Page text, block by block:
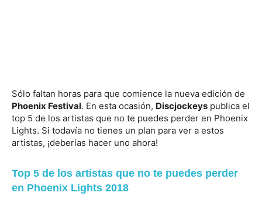
Sólo faltan horas para que comience la nueva edición de
Phoenix Festival. En esta ocasión, Discjockeys publica el
top 5 de los artistas que no te puedes perder en Phoenix
Lights. Si todavía no tienes un plan para ver a estos
artistas, ¡deberías hacer uno ahora!
Top 5 de los artistas que no te puedes perder
en Phoenix Lights 2018